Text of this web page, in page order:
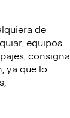
de
equipos
consigna
ya que lo